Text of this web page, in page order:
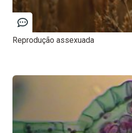
Reprodução assexuada